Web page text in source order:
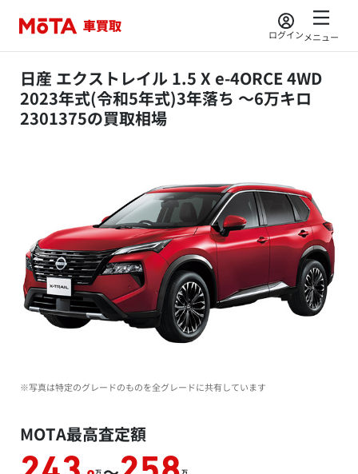
ログインメニュー
日産 エクストレイル 1.5 X e-4ORCE 4WD
2023年式(令和5年式)3年落ち ～6万キロ
2301375の買取相場
※写真は特定のグレードのものを全グレードに共有しています
MOTA最高査定額